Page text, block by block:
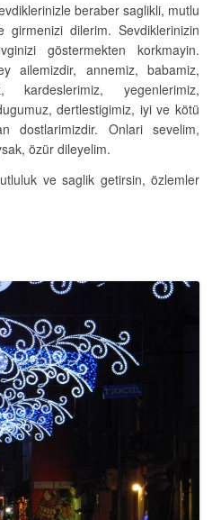
beraber saglikli, mutlu
dilerim. Sevdiklerinizin
göstermekten korkmayin.
ailemizdir, annemiz, babamiz,
yegenlerimiz,
dertlestigimiz, iyi ve kötü
dostlarimizdir. Onlari sevelim,
özür dileyelim.
ve saglik getirsin, özlemler